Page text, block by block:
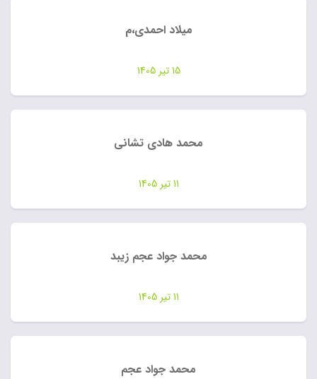
میلاد احمدی،م
15 تیر 1405
محمد هادی تشانی
11 تیر 1405
محمد جواد عجم زیبد
11 تیر 1405
محمد جواد عجم